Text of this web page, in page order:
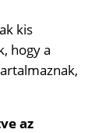
kis
hogy a
az